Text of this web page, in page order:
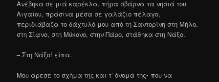
Ανέβηκα σε μιά καρέκλα, πήρα σβάρνα τα νησιά του
Αιγαίου, πράσινα μέσα σε γαλάζιο πέλαγο,
περιδιάβαζα το δάχτυλό μου από τη Σαντορίνη στη Μήλο,
στη Σίφνο, στη Μύκονο, στην Πάρο, στάθηκα στη Νάξο.
– Στη Νάξο! είπα.
Μου άρεσε το σχήμα της και τ’ όνομά της• που να